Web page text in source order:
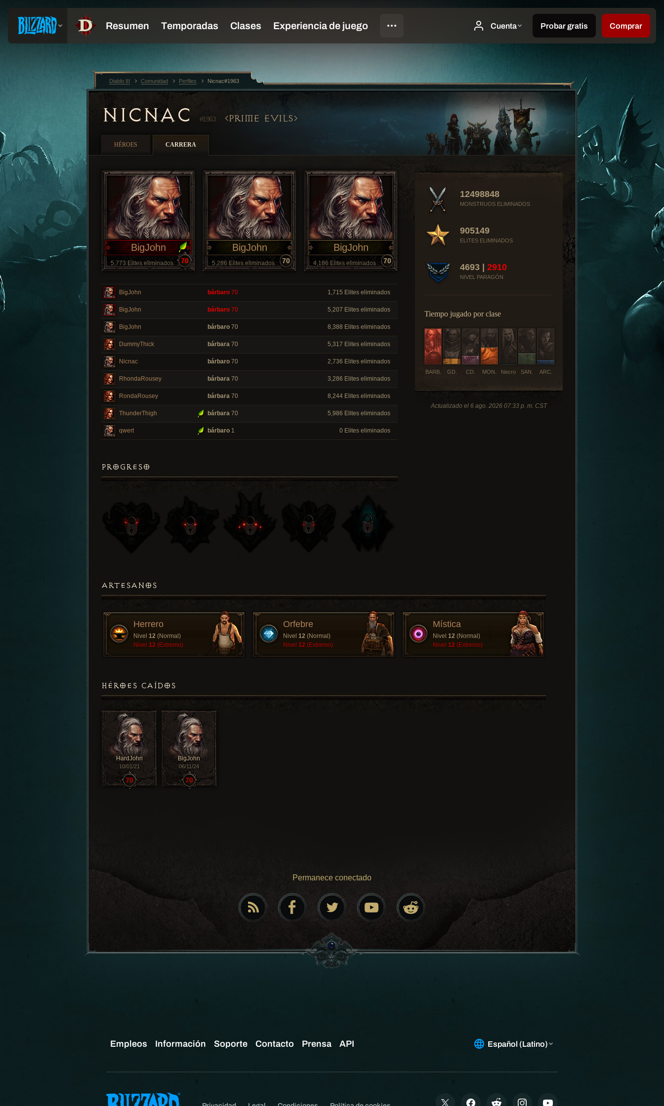
NICNAC #1963 PRIME EVILS
HÉROES CARRERA
12498848
MONSTRUOS ELIMINADOS
905149
ELITES ELIMINADOS
4693 | 2910
NIVEL PARAGÓN
Tiempo jugado por clase
ARC.
BARB. CD.
GD. MON. Necro SAN.
Actualizado el 6 ago. 2026 07:33 p. m. CST
BigJohn
5,773 Elites eliminados 70
BigJohn
5,286 Elites eliminados 70
BigJohn
4,186 Elites eliminados 70
BigJohn bárbaro 70 1,715 Elites eliminados
BigJohn bárbaro 70 5,207 Elites eliminados
BigJohn bárbaro 70 8,388 Elites eliminados
DummyThick bárbara 70 5,317 Elites eliminados
Nicnac bárbaro 70 2,736 Elites eliminados
RhondaRousey bárbara 70 3,286 Elites eliminados
RondaRousey bárbara 70 8,244 Elites eliminados
ThunderThigh bárbara 70 5,986 Elites eliminados
qwert bárbaro 1 0 Elites eliminados
PROGRESO
ARTESANOS
Herrero
Nivel 12 (Normal)
Nivel 12 (Extremo)
Orfebre
Nivel 12 (Normal)
Nivel 12 (Extremo)
Mística
Nivel 12 (Normal)
Nivel 12 (Extremo)
HÉROES CAÍDOS
HardJohn
10/01/21
70
BigJohn
06/11/24
70
Permanece conectado
Diablo III Comunidad Perfiles Nicnac#1963